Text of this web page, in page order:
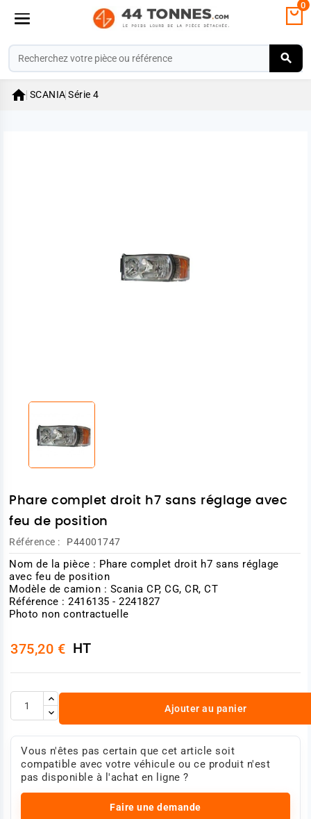
0
 SCANIA Série 4
Phare complet droit h7 sans réglage avec
feu de position
Référence : P44001747
Nom de la pièce : Phare complet droit h7 sans réglage
avec feu de position
Modèle de camion : Scania CP, CG, CR, CT
Référence : 2416135 - 2241827
Photo non contractuelle
375,20 € HT
Ajouter au panier
Vous n'êtes pas certain que cet article soit
compatible avec votre véhicule ou ce produit n'est
pas disponible à l'achat en ligne ?
Faire une demande